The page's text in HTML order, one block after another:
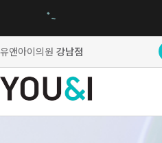
유앤아이의원 강남점